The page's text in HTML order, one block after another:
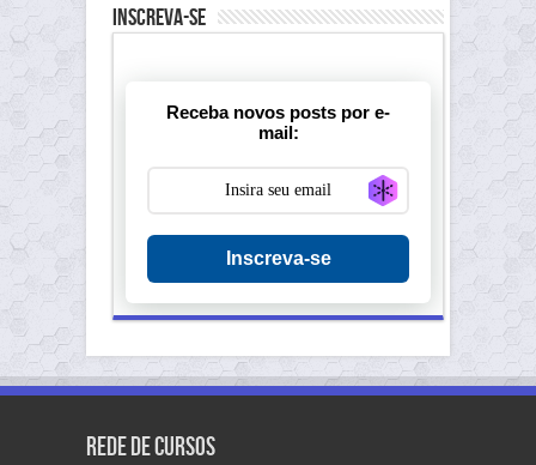
Inscreva-se
Receba novos posts por e-
mail:
Generate new
Inscreva-se
Rede de Cursos